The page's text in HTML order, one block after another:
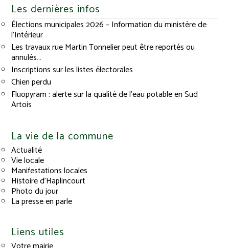
Les dernières infos
Élections municipales 2026 – Information du ministère de
l’Intérieur
Les travaux rue Martin Tonnelier peut être reportés ou
annulés…
Inscriptions sur les listes électorales
Chien perdu
Fluopyram : alerte sur la qualité de l’eau potable en Sud
Artois
La vie de la commune
Actualité
Vie locale
Manifestations locales
Histoire d’Haplincourt
Photo du jour
La presse en parle
Liens utiles